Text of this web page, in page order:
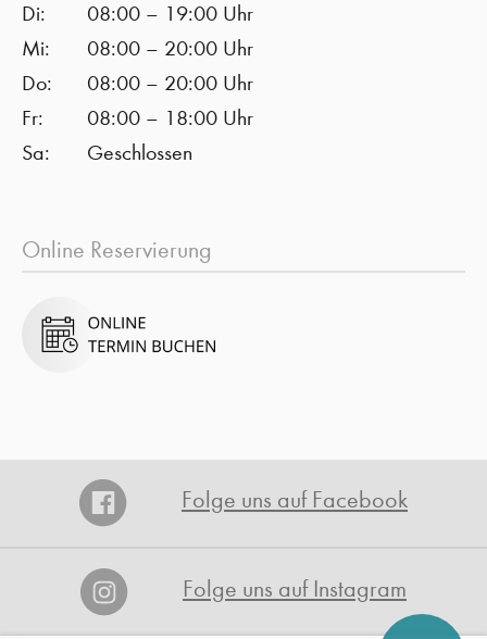
Di:
08:00 – 19:00 Uhr
Mi:
08:00 – 20:00 Uhr
Do:
08:00 – 20:00 Uhr
Fr:
08:00 – 18:00 Uhr
Sa:
Geschlossen
Online Reservierung
Folge uns auf Facebook
Folge uns auf Instagram